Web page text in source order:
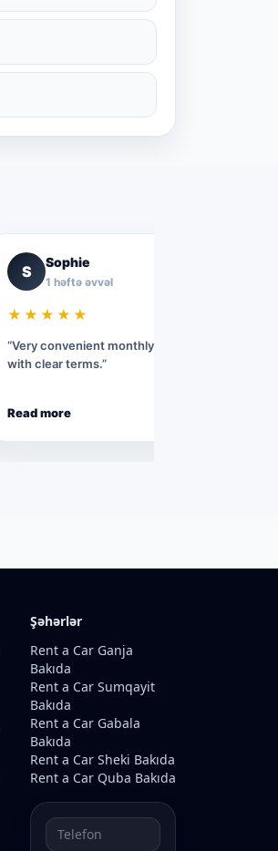
S
Sophie
1 həftə əvvəl
★★★★★
“Very convenient monthly rental process
with clear terms.”
Read more
Şəhərlər
Rent a Car Ganja
Bakıda
Rent a Car Sumqayit
Bakıda
Rent a Car Gabala
Bakıda
Rent a Car Sheki Bakıda
Rent a Car Quba Bakıda